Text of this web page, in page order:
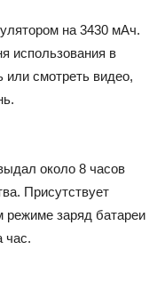
на 3430 мАч.
использования в
или смотреть видео,
около 8 часов
Присутствует
режиме заряд батареи
час.